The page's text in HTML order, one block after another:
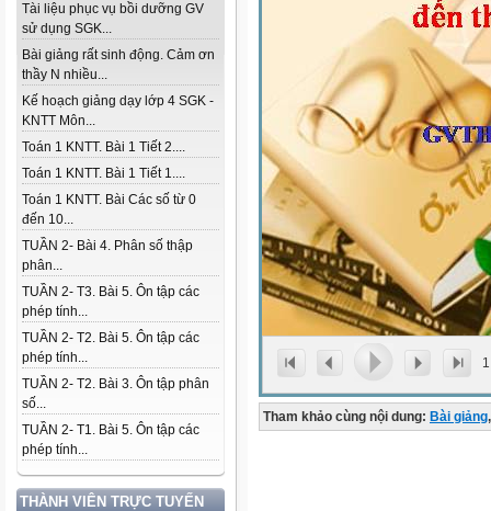
Tài liệu phục vụ bồi dưỡng GV
sử dụng SGK...
Bài giảng rất sinh động. Cảm ơn
thầy N nhiều...
Kế hoạch giảng dạy lớp 4 SGK -
KNTT Môn...
Toán 1 KNTT. Bài 1 Tiết 2....
Toán 1 KNTT. Bài 1 Tiết 1....
Toán 1 KNTT. Bài Các số từ 0
đến 10...
TUẦN 2- Bài 4. Phân số thập
phân...
TUẦN 2- T3. Bài 5. Ôn tập các
phép tính...
TUẦN 2- T2. Bài 5. Ôn tập các
phép tính...
TUẦN 2- T2. Bài 3. Ôn tập phân
số...
TUẦN 2- T1. Bài 5. Ôn tập các
phép tính...
THÀNH VIÊN TRỰC TUYẾN
1
Tham khảo cùng nội dung: Bài giảng,